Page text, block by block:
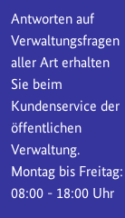
Antworten auf
Verwaltungsfragen
aller Art erhalten
Sie beim
Kundenservice der
öffentlichen
Verwaltung.
Montag bis Freitag:
08:00 - 18:00 Uhr